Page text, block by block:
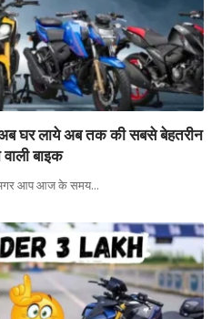
घर लाये अब तक की सबसे बेहतरीन
बाइक
अगर आप आज के समय…